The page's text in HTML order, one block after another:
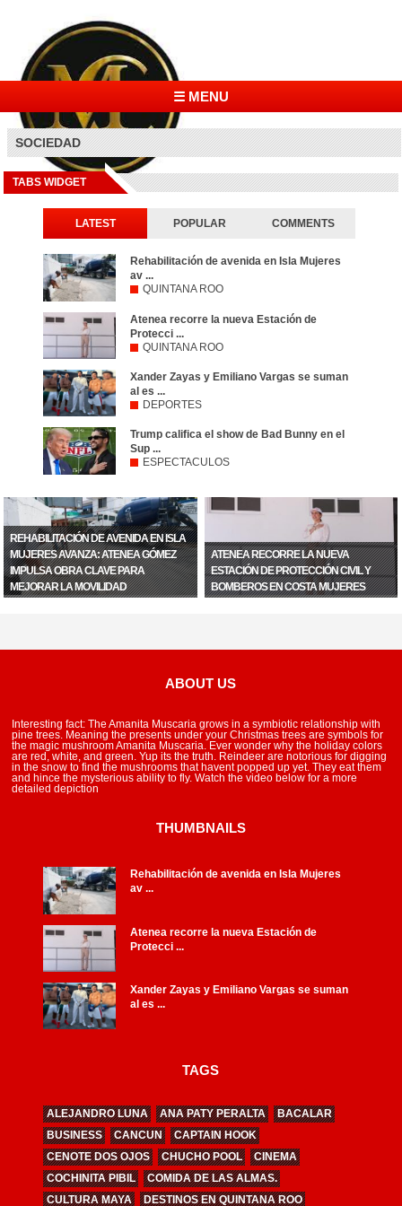
☰ MENU
SOCIEDAD
TABS WIDGET
LATEST POPULAR COMMENTS
Rehabilitación de avenida en Isla Mujeres
av ...
QUINTANA ROO
Atenea recorre la nueva Estación de
Protecci ...
QUINTANA ROO
Xander Zayas y Emiliano Vargas se suman
al es ...
DEPORTES
Trump califica el show de Bad Bunny en el
Sup ...
ESPECTACULOS
REHABILITACIÓN DE AVENIDA EN ISLA
MUJERES AVANZA: ATENEA GÓMEZ
IMPULSA OBRA CLAVE PARA
MEJORAR LA MOVILIDAD
ATENEA RECORRE LA NUEVA
ESTACIÓN DE PROTECCIÓN CIVIL Y
BOMBEROS EN COSTA MUJERES
ABOUT US
Interesting fact: The Amanita Muscaria grows in a symbiotic relationship with
pine trees. Meaning the presents under your Christmas trees are symbols for
the magic mushroom Amanita Muscaria. Ever wonder why the holiday colors
are red, white, and green. Yup its the truth. Reindeer are notorious for digging
in the snow to find the mushrooms that havent popped up yet. They eat them
and hince the mysterious ability to fly. Watch the video below for a more
detailed depiction
THUMBNAILS
Rehabilitación de avenida en Isla Mujeres
av ...
Atenea recorre la nueva Estación de
Protecci ...
Xander Zayas y Emiliano Vargas se suman
al es ...
TAGS
ALEJANDRO LUNA ANA PATY PERALTA
BACALAR
BUSINESS
CANCUN
CAPTAIN HOOK
CENOTE DOS OJOS
CHUCHO POOL
CINEMA
COCHINITA PIBIL
COMIDA DE LAS ALMAS.
CULTURA MAYA
DESTINOS EN QUINTANA ROO